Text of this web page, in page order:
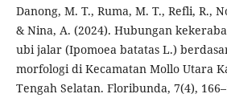
Danong, M. T., Ruma, M. T., Refli, R.,
& Nina, A. (2024). Hubungan
ubi jalar (Ipomoea batatas L.)
morfologi di Kecamatan Mollo Utara
Tengah Selatan. Floribunda, 7(4),